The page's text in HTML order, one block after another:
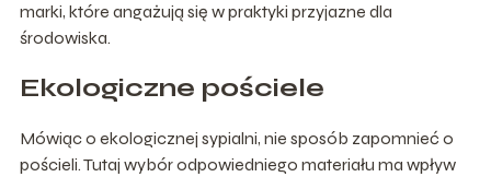
marki, które angażują się w praktyki przyjazne dla
środowiska.
Ekologiczne pościele
Mówiąc o ekologicznej sypialni, nie sposób zapomnieć o
pościeli. Tutaj wybór odpowiedniego materiału ma wpływ